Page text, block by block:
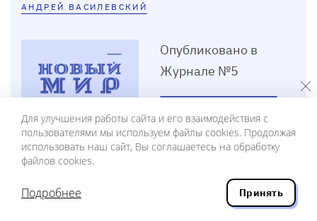
АНДРЕЙ ВАСИЛЕВСКИЙ
5
1997
Опубликовано в
Журнале №5
Содержание
Для улучшения работы сайта и его взаимодействия с
пользователями мы используем файлы cookies. Продолжая
использовать наш сайт, Вы соглашаетесь на обработку
файлов cookies.
Подробнее Принять